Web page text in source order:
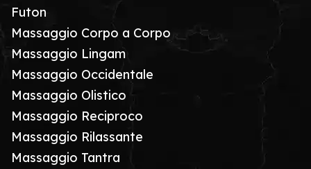
Futon
Massaggio Corpo a Corpo
Massaggio Lingam
Massaggio Occidentale
Massaggio Olistico
Massaggio Reciproco
Massaggio Rilassante
Massaggio Tantra